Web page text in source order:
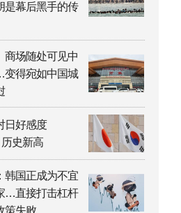
是幕后黑手的传
商场随处可见中
得宛如中国城
日好感度
史新高
韩国正成为不宜
…直接打击杠杆